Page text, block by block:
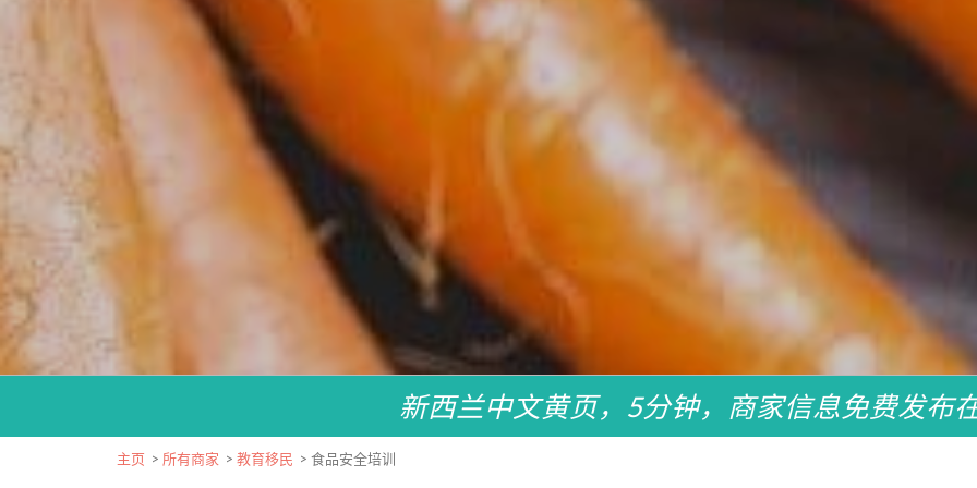
新西兰中文黄页，5分钟，商家信息免费发布
主页 > 所有商家 > 教育移民 > 食品安全培训